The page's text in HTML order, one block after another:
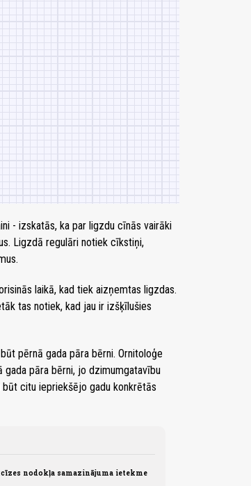
- izskatās, ka par ligzdu cīnās vairāki
Ligzdā regulāri notiek cīkstiņi,
laikā, kad tiek aizņemtas ligzdas.
tas notiek, kad jau ir izšķīlušies
pērnā gada pāra bērni. Ornitoloģe
pāra bērni, jo dzimumgatavību
citu iepriekšējo gadu konkrētās
nodokļa samazinājuma ietekme